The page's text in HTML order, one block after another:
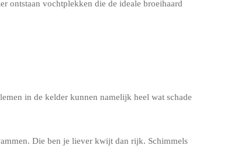
ontstaan vochtplekken die de ideale broeihaard
in de kelder kunnen namelijk heel wat schade
Die ben je liever kwijt dan rijk. Schimmels